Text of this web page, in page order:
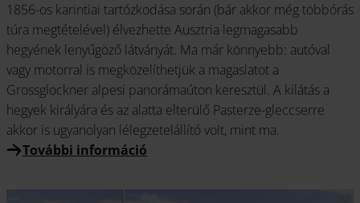
1856-os karintiai tartózkodása során (bár akkor még többórás
túra megtételével) élvezhette Ausztria legmagasabb
hegyének lenyűgöző látványát. Ma már könnyebb: autóval
vagy motorral is megközelíthetjük a magaslatot a
Grossglockner alpesi panorámaúton keresztül. A kilátás a
hegyek királyára és az alatta elterülő Pasterze-gleccserre
akkor is ugyanolyan lélegzetelállító volt, mint ma.
További információ